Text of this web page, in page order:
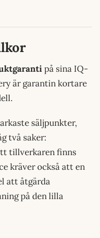
på sina IQ-
är garantin kortare
säljpunkter,
två saker:
tillverkaren finns
kräver också att en
att åtgärda
på den lilla